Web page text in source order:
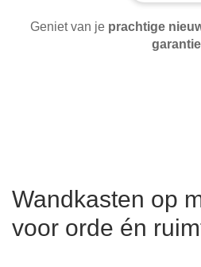
Geniet van je prachtige
Wandkasten op
voor orde én